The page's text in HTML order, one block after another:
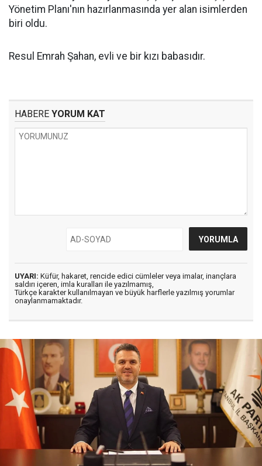
Yönetim Planı'nın hazırlanmasında yer alan isimlerden
biri oldu.
Resul Emrah Şahan, evli ve bir kızı babasıdır.
HABERE YORUM KAT
UYARI: Küfür, hakaret, rencide edici cümleler veya imalar, inançlara
saldırı içeren, imla kuralları ile yazılmamış,
Türkçe karakter kullanılmayan ve büyük harflerle yazılmış yorumlar
onaylanmamaktadır.